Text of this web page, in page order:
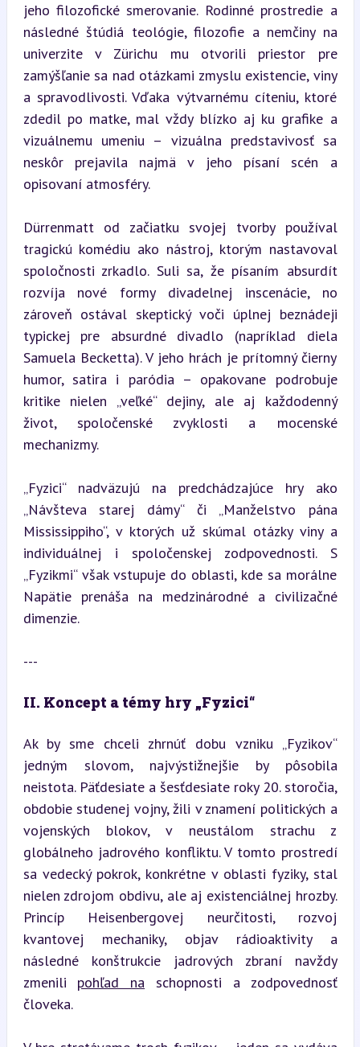
jeho filozofické smerovanie. Rodinné prostredie a
následné štúdiá teológie, filozofie a nemčiny na
univerzite v Zürichu mu otvorili priestor pre
zamýšľanie sa nad otázkami zmyslu existencie, viny
a spravodlivosti. Vďaka výtvarnému cíteniu, ktoré
zdedil po matke, mal vždy blízko aj ku grafike a
vizuálnemu umeniu – vizuálna predstavivosť sa
neskôr prejavila najmä v jeho písaní scén a
opisovaní atmosféry.
Dürrenmatt od začiatku svojej tvorby používal
tragickú komédiu ako nástroj, ktorým nastavoval
spoločnosti zrkadlo. Suli sa, že písaním absurdít
rozvíja nové formy divadelnej inscenácie, no
zároveň ostával skeptický voči úplnej beznádeji
typickej pre absurdné divadlo (napríklad diela
Samuela Becketta). V jeho hrách je prítomný čierny
humor, satira i paródia – opakovane podrobuje
kritike nielen „veľké“ dejiny, ale aj každodenný
život, spoločenské zvyklosti a mocenské
mechanizmy.
„Fyzici“ nadväzujú na predchádzajúce hry ako
„Návšteva starej dámy“ či „Manželstvo pána
Mississippiho“, v ktorých už skúmal otázky viny a
individuálnej i spoločenskej zodpovednosti. S
„Fyzikmi“ však vstupuje do oblasti, kde sa morálne
Napätie prenáša na medzinárodné a civilizačné
dimenzie.
---
II. Koncept a témy hry „Fyzici“
Ak by sme chceli zhrnúť dobu vzniku „Fyzikov“
jedným slovom, najvýstižnejšie by pôsobila
neistota. Päťdesiate a šesťdesiate roky 20. storočia,
obdobie studenej vojny, žili v znamení politických a
vojenských blokov, v neustálom strachu z
globálneho jadrového konfliktu. V tomto prostredí
sa vedecký pokrok, konkrétne v oblasti fyziky, stal
nielen zdrojom obdivu, ale aj existenciálnej hrozby.
Princíp Heisenbergovej neurčitosti, rozvoj
kvantovej mechaniky, objav rádioaktivity a
následné konštrukcie jadrových zbraní navždy
zmenili pohľad na schopnosti a zodpovednosť
človeka.